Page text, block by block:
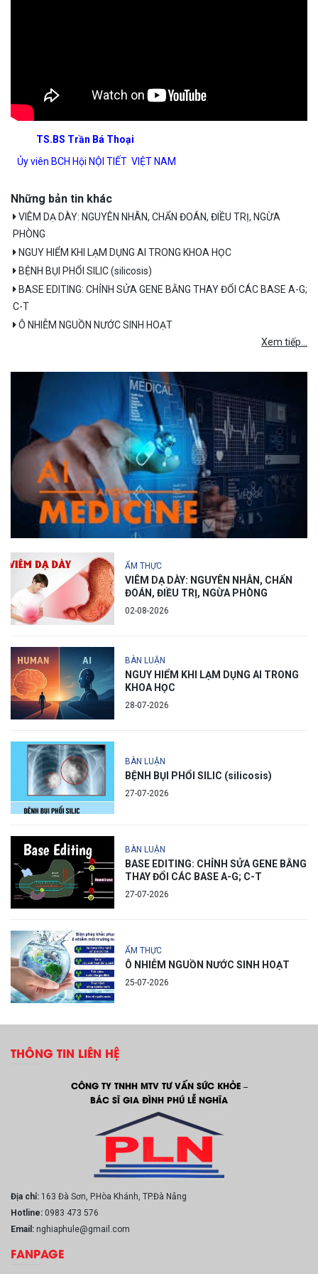
TS.BS Trần Bá Thoại
Ủy viên BCH Hội NỘI TIẾT VIỆT NAM
Những bản tin khác
VIÊM DẠ DÀY: NGUYÊN NHÂN, CHẨN ĐOÁN, ĐIỀU TRỊ, NGỪA
PHÒNG
NGUY HIỂM KHI LẠM DỤNG AI TRONG KHOA HỌC
BỆNH BỤI PHỔI SILIC (silicosis)
BASE EDITING: CHỈNH SỬA GENE BẰNG THAY ĐỔI CÁC BASE A-G;
C-T
Ô NHIỄM NGUỒN NƯỚC SINH HOẠT
Xem tiếp...
ẨM THỰC
VIÊM DẠ DÀY: NGUYÊN NHÂN, CHẨN
ĐOÁN, ĐIỀU TRỊ, NGỪA PHÒNG
02-08-2026
BÀN LUẬN
NGUY HIỂM KHI LẠM DỤNG AI TRONG
KHOA HỌC
28-07-2026
BÀN LUẬN
BỆNH BỤI PHỔI SILIC (silicosis)
27-07-2026
BÀN LUẬN
BASE EDITING: CHỈNH SỬA GENE BẰNG
THAY ĐỔI CÁC BASE A-G; C-T
27-07-2026
ẨM THỰC
Ô NHIỄM NGUỒN NƯỚC SINH HOẠT
25-07-2026
THÔNG TIN LIÊN HỆ
CÔNG TY TNHH MTV TƯ VẤN SỨC KHỎE –
BÁC SĨ GIA ĐÌNH PHÚ LỄ NGHĨA
Địa chỉ: 163 Đà Sơn, P.Hòa Khánh, TP.Đà Nẵng
Hotline: 0983 473 576
Email: nghiaphule@gmail.com
FANPAGE